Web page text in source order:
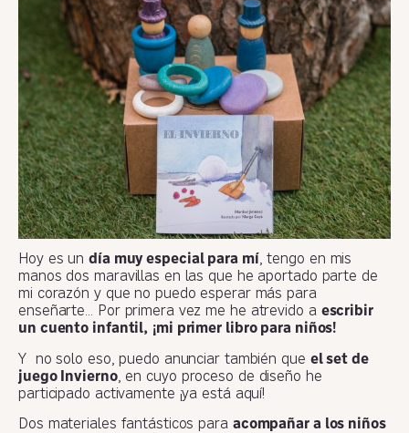
Hoy es un día muy especial para mí, tengo en mis
manos dos maravillas en las que he aportado parte de
mi corazón y que no puedo esperar más para
enseñarte… Por primera vez me he atrevido a escribir
un cuento infantil, ¡mi primer libro para niños!
Y no solo eso, puedo anunciar también que el set de
juego Invierno, en cuyo proceso de diseño he
participado activamente ¡ya está aquí!
Dos materiales fantásticos para acompañar a los niños